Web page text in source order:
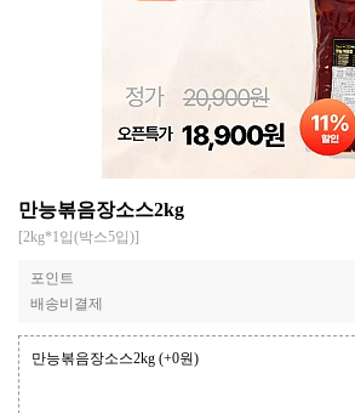
만능볶음장소스2kg
[2kg*1입(박스5입)]
포인트
배송비결제
만능볶음장소스2kg (+0원)